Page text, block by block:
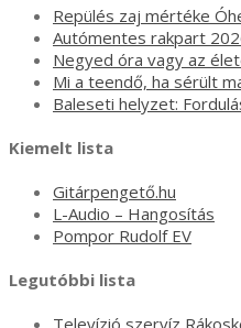
Repülés zaj mértéke
Autómentes rakpart
Negyed óra vagy az
Mi a teendő, ha sérült
Baleseti helyzet:
Kiemelt lista
Gitárpengető.hu
L-Audio – Hangosítás
Pompor Rudolf EV
Legutóbbi lista